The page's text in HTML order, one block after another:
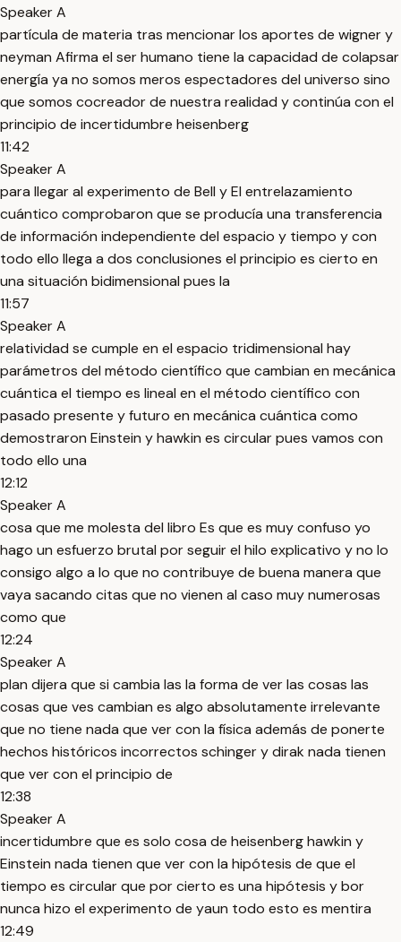
Speaker A
partícula de materia tras mencionar los aportes de wigner y
neyman Afirma el ser humano tiene la capacidad de colapsar
energía ya no somos meros espectadores del universo sino
que somos cocreador de nuestra realidad y continúa con el
principio de incertidumbre heisenberg
11:42
Speaker A
para llegar al experimento de Bell y El entrelazamiento
cuántico comprobaron que se producía una transferencia
de información independiente del espacio y tiempo y con
todo ello llega a dos conclusiones el principio es cierto en
una situación bidimensional pues la
11:57
Speaker A
relatividad se cumple en el espacio tridimensional hay
parámetros del método científico que cambian en mecánica
cuántica el tiempo es lineal en el método científico con
pasado presente y futuro en mecánica cuántica como
demostraron Einstein y hawkin es circular pues vamos con
todo ello una
12:12
Speaker A
cosa que me molesta del libro Es que es muy confuso yo
hago un esfuerzo brutal por seguir el hilo explicativo y no lo
consigo algo a lo que no contribuye de buena manera que
vaya sacando citas que no vienen al caso muy numerosas
como que
12:24
Speaker A
plan dijera que si cambia las la forma de ver las cosas las
cosas que ves cambian es algo absolutamente irrelevante
que no tiene nada que ver con la física además de ponerte
hechos históricos incorrectos schinger y dirak nada tienen
que ver con el principio de
12:38
Speaker A
incertidumbre que es solo cosa de heisenberg hawkin y
Einstein nada tienen que ver con la hipótesis de que el
tiempo es circular que por cierto es una hipótesis y bor
nunca hizo el experimento de yaun todo esto es mentira
12:49